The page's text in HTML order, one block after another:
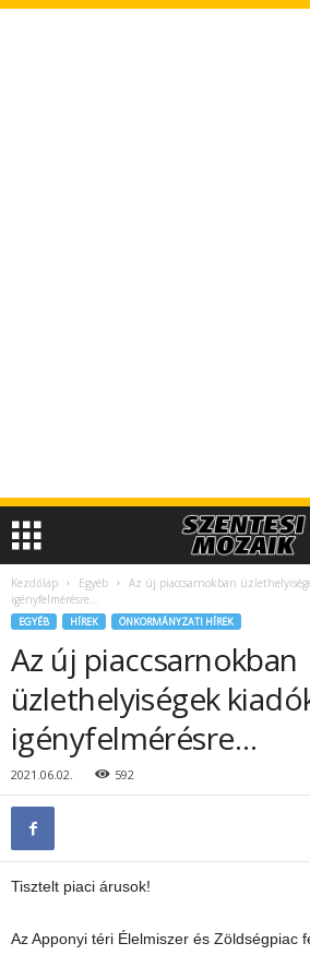
Kezdőlap Egyéb
Az új piaccsarnokban
igényfelmérésre…
EGYÉB HÍREK ÖNKORMÁNYZATI HÍREK
Az új piaccsarnokban
üzlethelyiségek
igényfelmérésre…
2021.06.02. 592
Tisztelt piaci árusok!
Az Apponyi téri Élelmiszer és Zöldségpiac